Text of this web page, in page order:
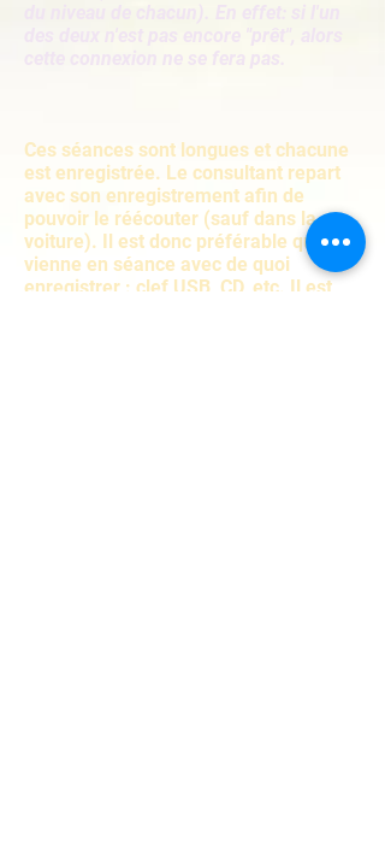
Ces séances sont longues et chacune
est enregistrée. Le consultant repart
avec son enregistrement afin de
pouvoir le réécouter (sauf dans la
voiture). Il est donc préférable qu'il
vienne en séance avec de quoi
enregistrer : clef USB, CD, etc. Il est